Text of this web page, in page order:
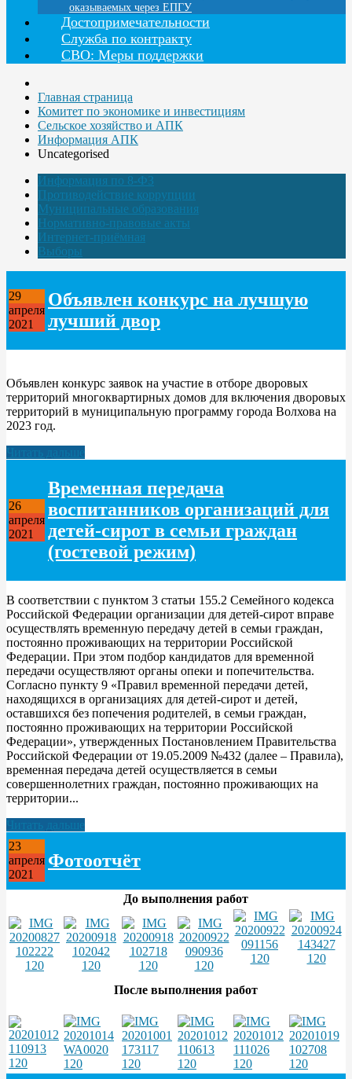
оказываемых через ЕПГУ
Достопримечательности
Служба по контракту
СВО: Меры поддержки
Главная страница
Комитет по экономике и инвестициям
Сельское хозяйство и АПК
Информация АПК
Uncategorised
Информация по 8-ФЗ
Противодействие коррупции
Муниципальные образования
Нормативно-правовые акты
Интернет-приёмная
Выборы
29
апреля
2021
Объявлен конкурс на лучшую
лучший двор
Объявлен конкурс заявок на участие в отборе дворовых
территорий многоквартирных домов для включения дворовых
территорий в муниципальную программу города Волхова на
2023 год.
Читать дальше
26
апреля
2021
Временная передача
воспитанников организаций для
детей-сирот в семьи граждан
(гостевой режим)
В соответствии с пунктом 3 статьи 155.2 Семейного кодекса
Российской Федерации организации для детей-сирот вправе
осуществлять временную передачу детей в семьи граждан,
постоянно проживающих на территории Российской
Федерации. При этом подбор кандидатов для временной
передачи осуществляют органы опеки и попечительства.
Согласно пункту 9 «Правил временной передачи детей,
находящихся в организациях для детей-сирот и детей,
оставшихся без попечения родителей, в семьи граждан,
постоянно проживающих на территории Российской
Федерации», утвержденных Постановлением Правительства
Российской Федерации от 19.05.2009 №432 (далее – Правила),
временная передача детей осуществляется в семьи
совершеннолетних граждан, постоянно проживающих на
территории...
Читать дальше
23
апреля
2021
Фотоотчёт
До выполнения работ
После выполнения работ